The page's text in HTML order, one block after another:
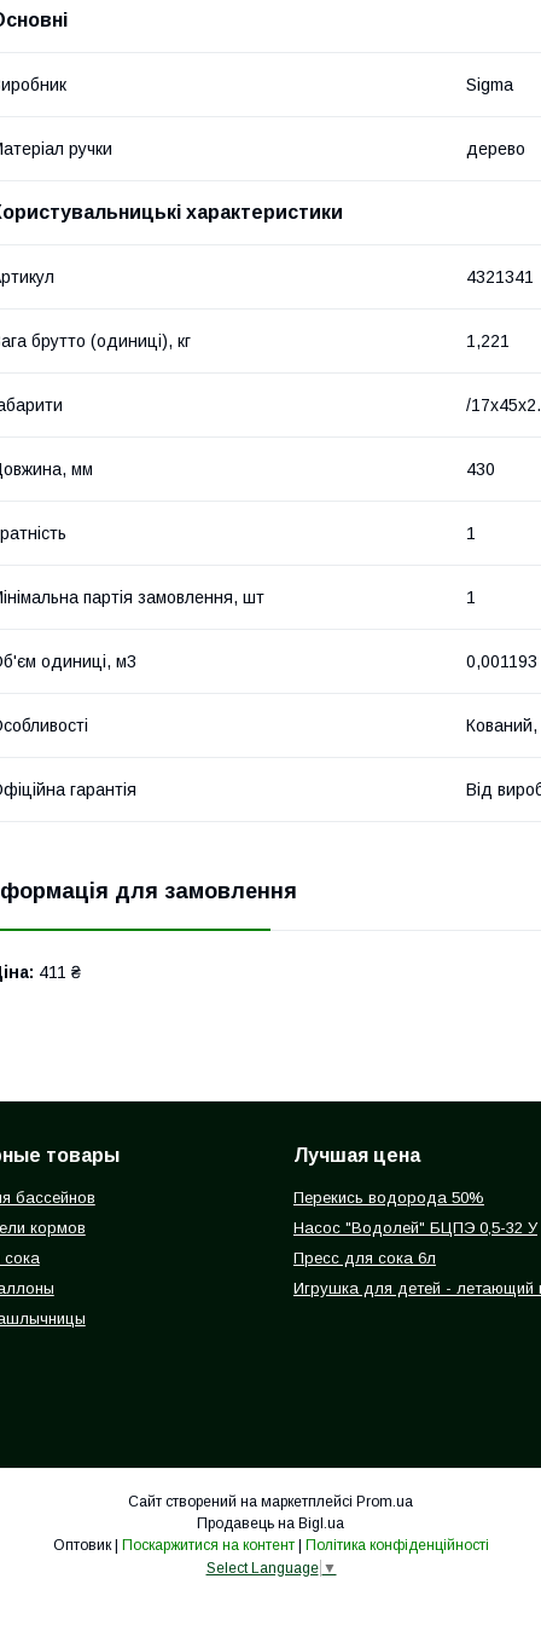
Sigma
ручки дерево
характеристики
4321341
брутто (одиниці), кг 1,221
/
мм 430
1
партія замовлення, шт 1
одиниці, м3 0,001193
Кований,
гарантія Від
для замовлення
411 ₴
товары
бассейнов
кормов
Лучшая цена
Перекись водорода 50%
Насос "Водолей" БЦПЭ 0,5-32 У
Пресс для сока 6л
Игрушка для детей - летающий
Сайт створений на маркетплейсі Prom.ua
Продавець на Bigl.ua
Оптовик | Поскаржитися на контент | Політика конфіденційності
Select Language ▼